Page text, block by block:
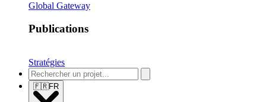
Global Gateway
Publications
Stratégies
🇫🇷FR